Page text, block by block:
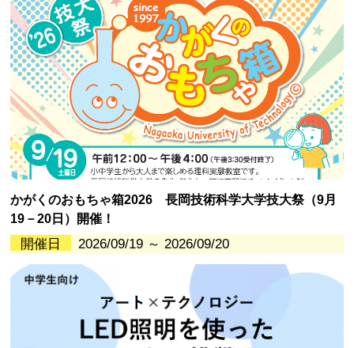
かがくのおもちゃ箱2026 長岡技術科学大学技大祭（9月
19－20日）開催！
開催日 2026/09/19 ～ 2026/09/20